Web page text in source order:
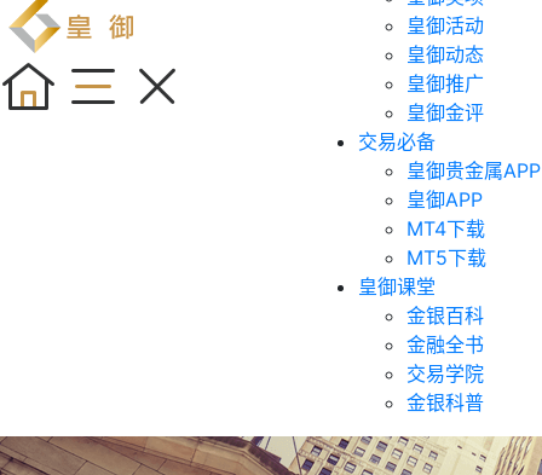
皇御活动
皇御动态
皇御推广
皇御金评
交易必备
皇御贵金属APP
皇御APP
MT4下载
MT5下载
皇御课堂
金银百科
金融全书
交易学院
金银科普